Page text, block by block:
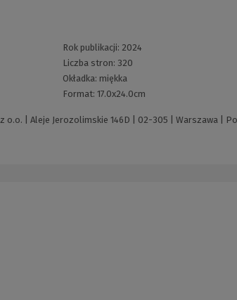
Rok publikacji: 2024
Liczba stron: 320
Okładka: miękka
Format: 17.0x24.0cm
o.o. | Aleje Jerozolimskie 146D | 02-305 | Warszawa |